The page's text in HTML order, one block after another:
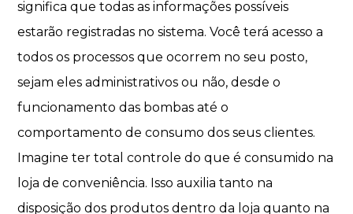
significa que todas as informações possíveis
estarão registradas no sistema. Você terá acesso a
todos os processos que ocorrem no seu posto,
sejam eles administrativos ou não, desde o
funcionamento das bombas até o
comportamento de consumo dos seus clientes.
Imagine ter total controle do que é consumido na
loja de conveniência. Isso auxilia tanto na
disposição dos produtos dentro da loja quanto na